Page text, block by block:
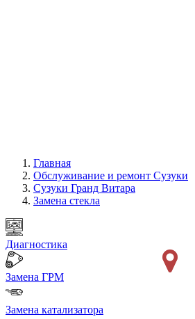
Главная
Обслуживание и ремонт Сузуки
Сузуки Гранд Витара
Замена стекла
Диагностика
Замена ГРМ
Замена катализатора